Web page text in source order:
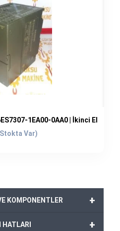
1EA00-0AA0 | İkinci El
Şu
+
KOMPONENTLER
+
HATLARI